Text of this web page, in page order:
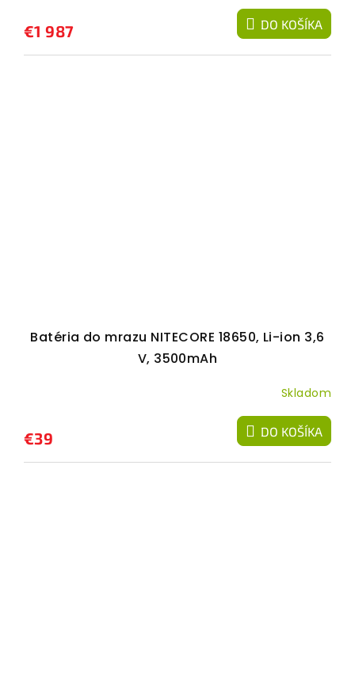
€1 987 DO KOŠÍKA
Batéria do mrazu NITECORE 18650, Li-ion 3,6
V, 3500mAh
Skladom
€39 DO KOŠÍKA